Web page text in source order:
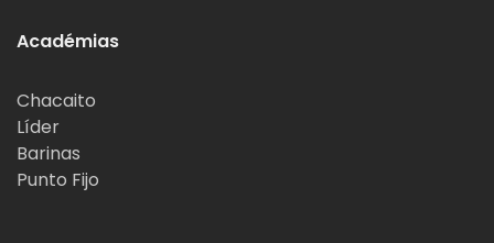
Académias
Chacaito
Líder
Barinas
Punto Fijo